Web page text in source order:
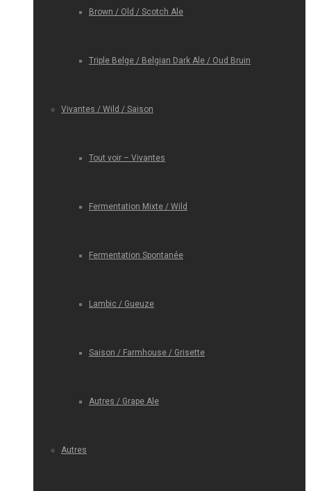
Brown / Old / Scotch Ale
Triple Belge / Belgian Dark Ale / Oud Bruin
Vivantes / Wild / Saison
Tout voir – Vivantes
Fermentation Mixte / Wild
Fermentation Spontanée
Lambic / Gueuze
Saison / Farmhouse / Grisette
Autres / Grape Ale
Autres